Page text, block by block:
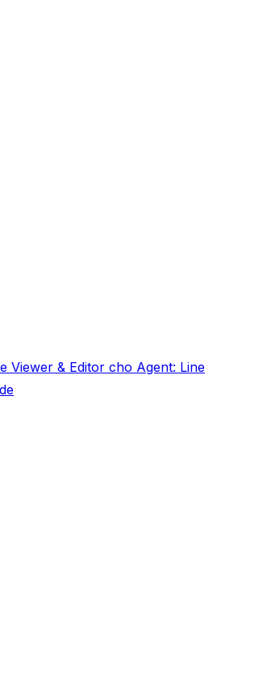
Viewer & Editor cho Agent: Line